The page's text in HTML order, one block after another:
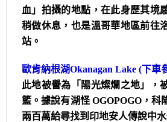
血」拍攝的地點，在此身歷其境
稍做休息，也是溫哥華地區前往
站。
歐肯納根湖Okanagan Lake (下車
此地被譽為「陽光燦爛之地」，
籃。據說有湖怪 OGOPOGO，科
兩百萬給尋找到印地安人傳說中水